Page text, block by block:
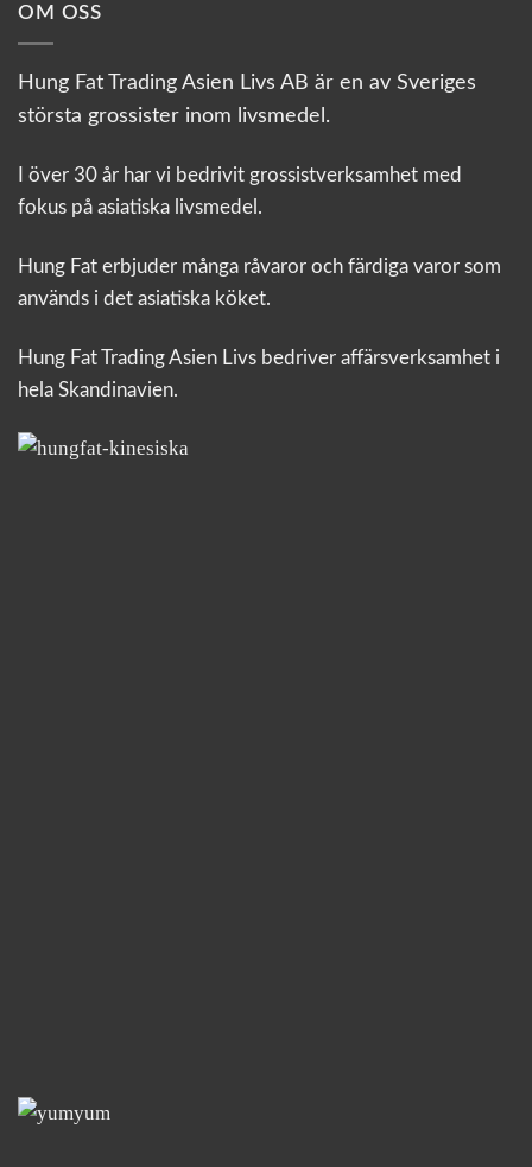
OM OSS
Hung Fat Trading Asien Livs AB är en av Sveriges
största grossister inom livsmedel.
I över 30 år har vi bedrivit grossistverksamhet med
fokus på asiatiska livsmedel.
Hung Fat erbjuder många råvaror och färdiga varor som
används i det asiatiska köket.
Hung Fat Trading Asien Livs bedriver affärsverksamhet i
hela Skandinavien.